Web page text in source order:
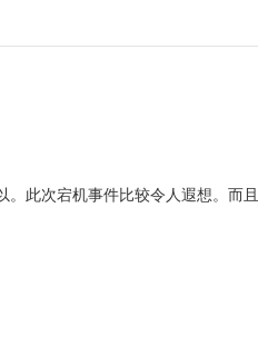
此次宕机事件比较令人遐想。而且